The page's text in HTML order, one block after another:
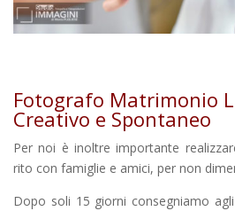
Fotografo Matrimonio
Creativo e Spontaneo
Per noi è inoltre importante
rito con famiglie e amici, per non
Dopo soli 15 giorni consegniamo